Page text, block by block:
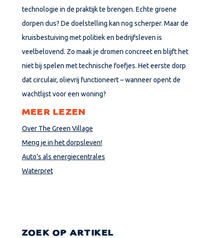
technologie in de praktijk te brengen. Echte groene
dorpen dus? De doelstelling kan nog scherper. Maar de
kruisbestuiving met politiek en bedrijfsleven is
veelbelovend. Zo maak je dromen concreet en blijft het
niet bij spelen met technische foefjes. Het eerste dorp
dat circulair, olievrij functioneert – wanneer opent de
wachtlijst voor een woning?
MEER LEZEN
Over The Green Village
Meng je in het dorpsleven!
Auto’s als energiecentrales
Waterpret
ZOEK OP ARTIKEL